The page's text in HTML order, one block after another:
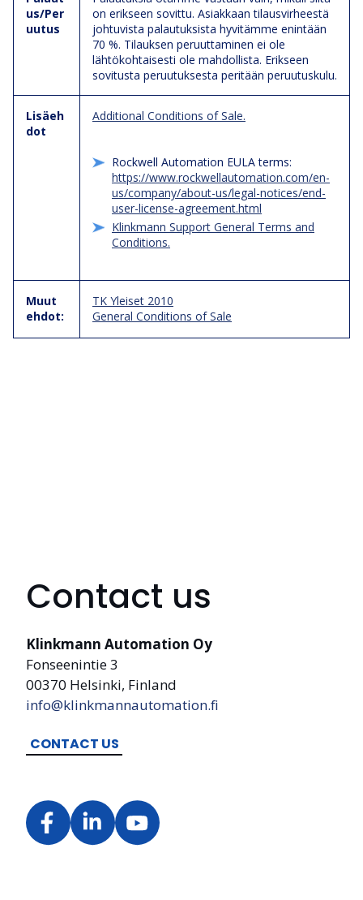
us/Per
uutus
on erikseen sovittu. Asiakkaan tilausvirheestä
johtuvista palautuksista hyvitämme enintään
70 %. Tilauksen peruuttaminen ei ole
lähtökohtaisesti ole mahdollista. Erikseen
sovitusta peruutuksesta peritään peruutuskulu.
Lisäeh
dot
Additional Conditions of Sale.
Rockwell Automation EULA terms:
https://www.rockwellautomation.com/en-
us/company/about-us/legal-notices/end-
user-license-agreement.html
Klinkmann Support General Terms and
Conditions.
Muut
ehdot:
TK Yleiset 2010
General Conditions of Sale
Contact us
Klinkmann Automation Oy
Fonseenintie 3
00370 Helsinki, Finland
info@klinkmannautomation.fi
CONTACT US